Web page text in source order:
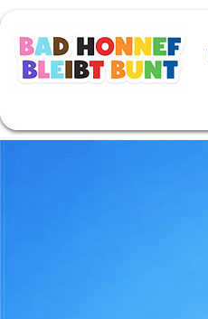
Start